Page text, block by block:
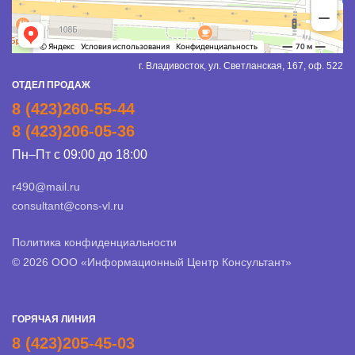
г. Владивосток, ул. Светланская, 167, оф. 522
ОТДЕЛ ПРОДАЖ
8 (423)260-55-44
8 (423)206-05-36
Пн–Пт с 09:00 до 18:00
r490@mail.ru
consultant@cons-vl.ru
Политика конфиденциальности
© 2026 ООО «Информационный Центр Консультант»
ГОРЯЧАЯ ЛИНИЯ
8 (423)205-45-03